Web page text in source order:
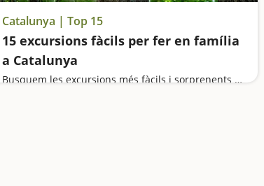
Catalunya | Top 15
15 excursions fàcils per fer en família
a Catalunya
Busquem les excursions més fàcils i sorprenents per fer en família